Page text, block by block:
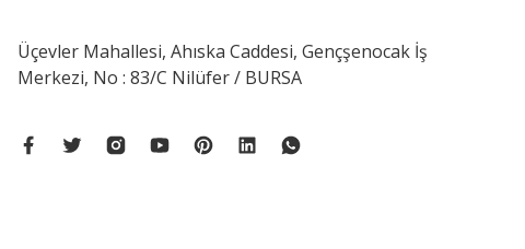
Üçevler Mahallesi, Ahıska Caddesi, Gençşenocak İş
Merkezi, No : 83/C Nilüfer / BURSA